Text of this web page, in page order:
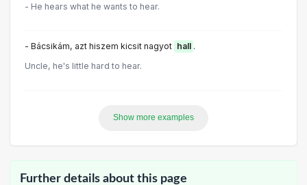
- He hears what he wants to hear.
- Bácsikám, azt hiszem kicsit nagyot hall .
Uncle, he's little hard to hear.
Show more examples
Further details about this page